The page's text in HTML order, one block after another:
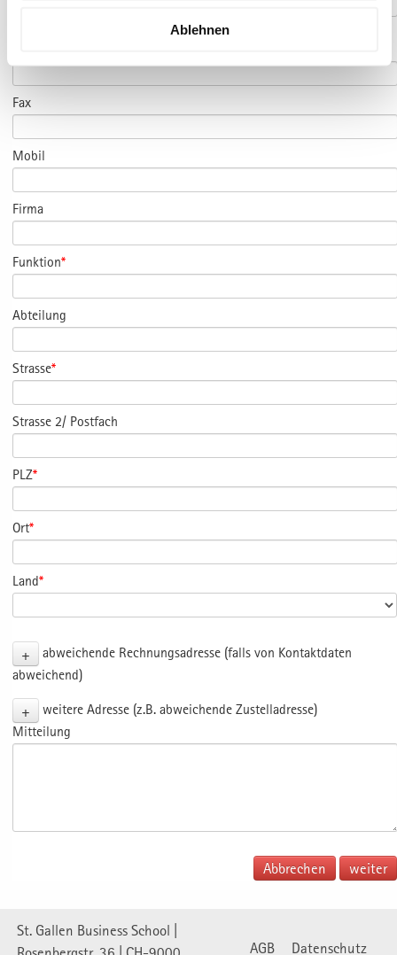
Ablehnen
Fax
Mobil
Firma
Funktion*
Abteilung
Strasse*
Strasse 2/ Postfach
PLZ*
Ort*
Land*
+
abweichende Rechnungsadresse (falls von Kontaktdaten
abweichend)
+
weitere Adresse (z.B. abweichende Zustelladresse)
Mitteilung
Abbrechen
St. Gallen Business School |
AGB Datenschutz